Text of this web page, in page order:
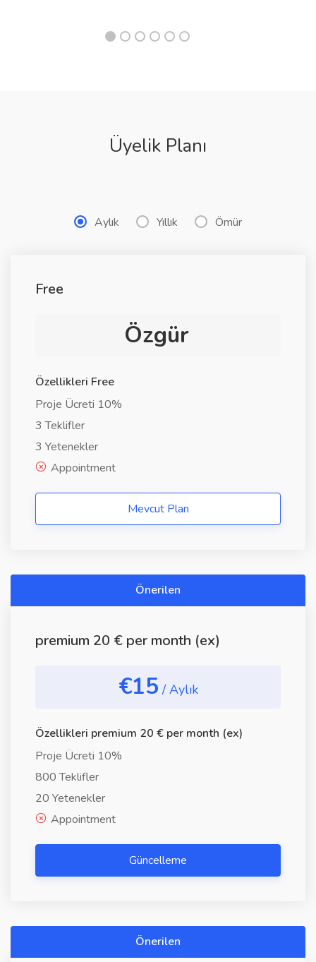
Üyelik Planı
Aylık Yıllık Ömür
Free
Özgür
Özellikleri Free
Proje Ücreti 10%
3 Teklifler
3 Yetenekler
Appointment
Mevcut Plan
Önerilen
premium 20 € per month (ex)
€15 / Aylık
Özellikleri premium 20 € per month (ex)
Proje Ücreti 10%
800 Teklifler
20 Yetenekler
Appointment
Güncelleme
Önerilen